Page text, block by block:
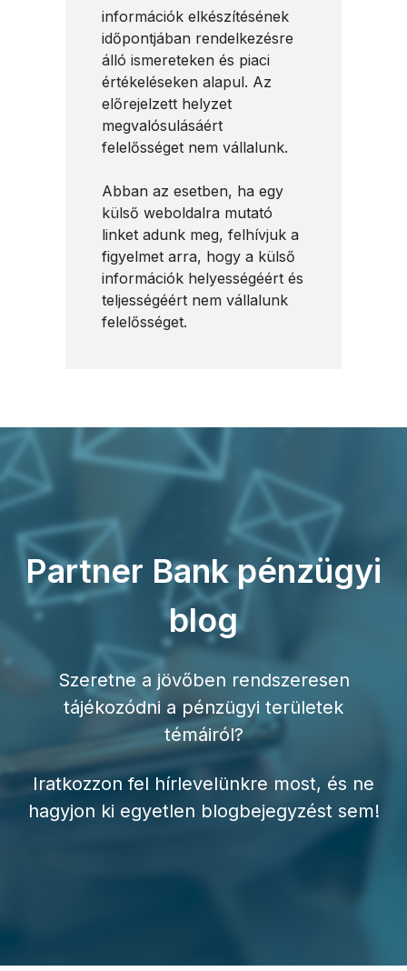
információk elkészítésének
időpontjában rendelkezésre
álló ismereteken és piaci
értékeléseken alapul. Az
előrejelzett helyzet
megvalósulásáért
felelősséget nem vállalunk.
Abban az esetben, ha egy
külső weboldalra mutató
linket adunk meg, felhívjuk a
figyelmet arra, hogy a külső
információk helyességéért és
teljességéért nem vállalunk
felelősséget.
Partner Bank pénzügyi
blog
Szeretne a jövőben rendszeresen
tájékozódni a pénzügyi területek
témáiról?
Iratkozzon fel hírlevelünkre most, és ne
hagyjon ki egyetlen blogbejegyzést sem!